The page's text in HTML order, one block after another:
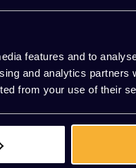
features and to
and analytics partners
from your use of their
We helpen je graag.